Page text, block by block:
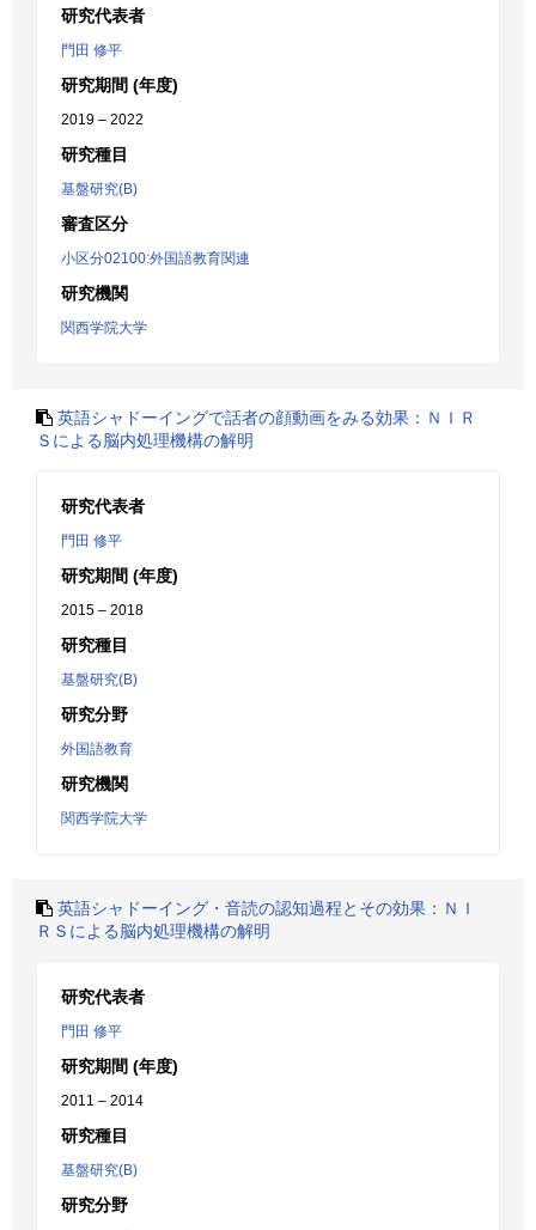
研究代表者
門田 修平
研究期間 (年度)
2019 – 2022
研究種目
基盤研究(B)
審査区分
小区分02100:外国語教育関連
研究機関
関西学院大学
英語シャドーイングで話者の顔動画をみる効果：ＮＩＲ
Ｓによる脳内処理機構の解明
研究代表者
門田 修平
研究期間 (年度)
2015 – 2018
研究種目
基盤研究(B)
研究分野
外国語教育
研究機関
関西学院大学
英語シャドーイング・音読の認知過程とその効果：ＮＩ
ＲＳによる脳内処理機構の解明
研究代表者
門田 修平
研究期間 (年度)
2011 – 2014
研究種目
基盤研究(B)
研究分野